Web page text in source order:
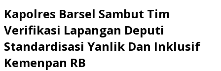
Kapolres Barsel Sambut Tim
Verifikasi Lapangan Deputi
Standardisasi Yanlik Dan Inklusif
Kemenpan RB